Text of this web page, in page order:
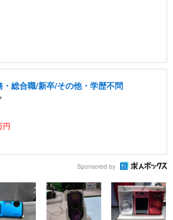
総合職/新卒/その他・学歴不問
円
Sponsored by